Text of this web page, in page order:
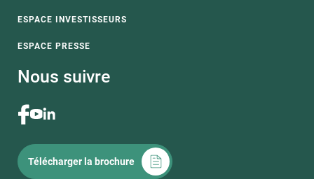
ESPACE INVESTISSEURS
ESPACE PRESSE
Nous suivre
Télécharger la brochure